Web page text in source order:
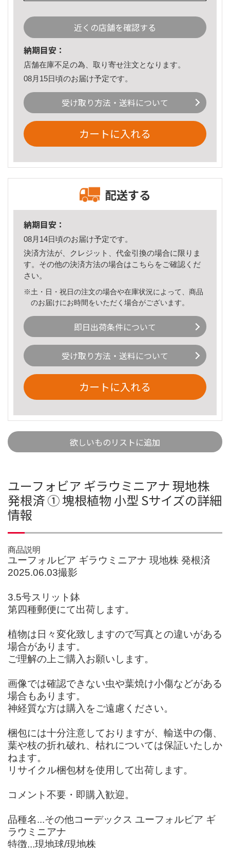
近くの店舗を確認する
納期目安：
店舗在庫不足の為、取り寄せ注文となります。
08月15日頃のお届け予定です。
受け取り方法・送料について
カートに入れる
配送する
納期目安：
08月14日頃のお届け予定です。
決済方法が、クレジット、代金引換の場合に限りま
す。その他の決済方法の場合はこちら をご確認くだ
さい。
※土・日・祝日の注文の場合や在庫状況によって、商品
のお届けにお時間をいただく場合がございます。
即日出荷条件について
受け取り方法・送料について
カートに入れる
欲しいものリストに追加
ユーフォビア ギラウミニアナ 現地株
発根済 ① 塊根植物 小型 Sサイズの詳細
情報
商品説明
ユーフォルビア ギラウミニアナ 現地株 発根済
2025.06.03撮影
3.5号スリット鉢
第四種郵便にて出荷します。
植物は日々変化致しますので写真との違いがある
場合があります。
ご理解の上ご購入お願いします。
画像では確認できない虫や葉焼け小傷などがある
場合もあります。
神経質な方は購入をご遠慮ください。
梱包には十分注意しておりますが、輸送中の傷、
葉や枝の折れ破れ、枯れについては保証いたしか
ねます。
リサイクル梱包材を使用して出荷します。
コメント不要・即購入歓迎。
品種名...その他コーデックス ユーフォルビア ギ
ラウミニアナ
特徴...現地球/現地株